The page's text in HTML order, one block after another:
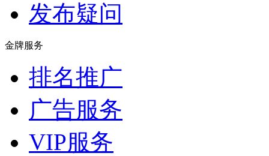
发布疑问
金牌服务
排名推广
广告服务
VIP服务